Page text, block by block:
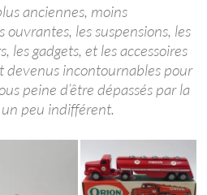
anciennes, moins
ouvrantes, les suspensions, les
les gadgets, et les accessoires
incontournables pour
peine d’être dépassés par la
peu indifférent.